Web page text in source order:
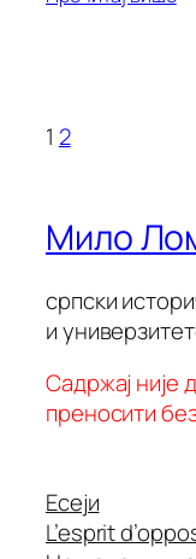
1 2
Мило
српски
и
Садржај није
преносити
Есеји
L’esprit